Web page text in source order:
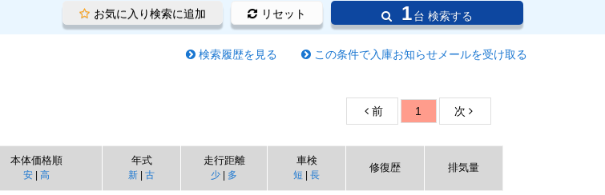
1台 検索する
リセット
お気に入り検索に追加
この条件で入庫お知らせメールを受け取る
検索履歴を見る
前 1 次
本体価格順
安| 高
年式
新 古
走行距離
少 多
車検
短 長
修復歴 排気量